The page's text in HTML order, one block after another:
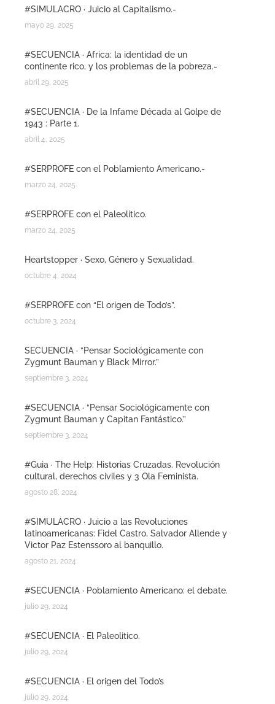
#SIMULACRO · Juicio al Capitalismo.-
mayo 29, 2025
#SECUENCIA · Africa: la identidad de un
continente rico, y los problemas de la pobreza.-
abril 29, 2025
#SECUENCIA · De la Infame Década al Golpe de
1943 : Parte 1.
abril 4, 2025
#SERPROFE con el Poblamiento Americano.-
marzo 24, 2025
#SERPROFE con el Paleolítico.
marzo 24, 2025
Heartstopper · Sexo, Género y Sexualidad.
octubre 4, 2024
#SERPROFE con “El origen de Todo’s”.
octubre 3, 2024
SECUENCIA · “Pensar Sociológicamente con
Zygmunt Bauman y Black Mirror.”
septiembre 3, 2024
#SECUENCIA · “Pensar Sociológicamente con
Zygmunt Bauman y Capitan Fantástico.”
septiembre 3, 2024
#Guia · The Help: Historias Cruzadas. Revolución
cultural, derechos civiles y 3 Ola Feminista.
agosto 28, 2024
#SIMULACRO · Juicio a las Revoluciones
latinoamericanas: Fidel Castro, Salvador Allende y
Victor Paz Estenssoro al banquillo.
agosto 21, 2024
#SECUENCIA · Poblamiento Americano: el debate.
julio 29, 2024
#SECUENCIA · El Paleolitico.
julio 29, 2024
#SECUENCIA · El origen del Todo’s
julio 29, 2024